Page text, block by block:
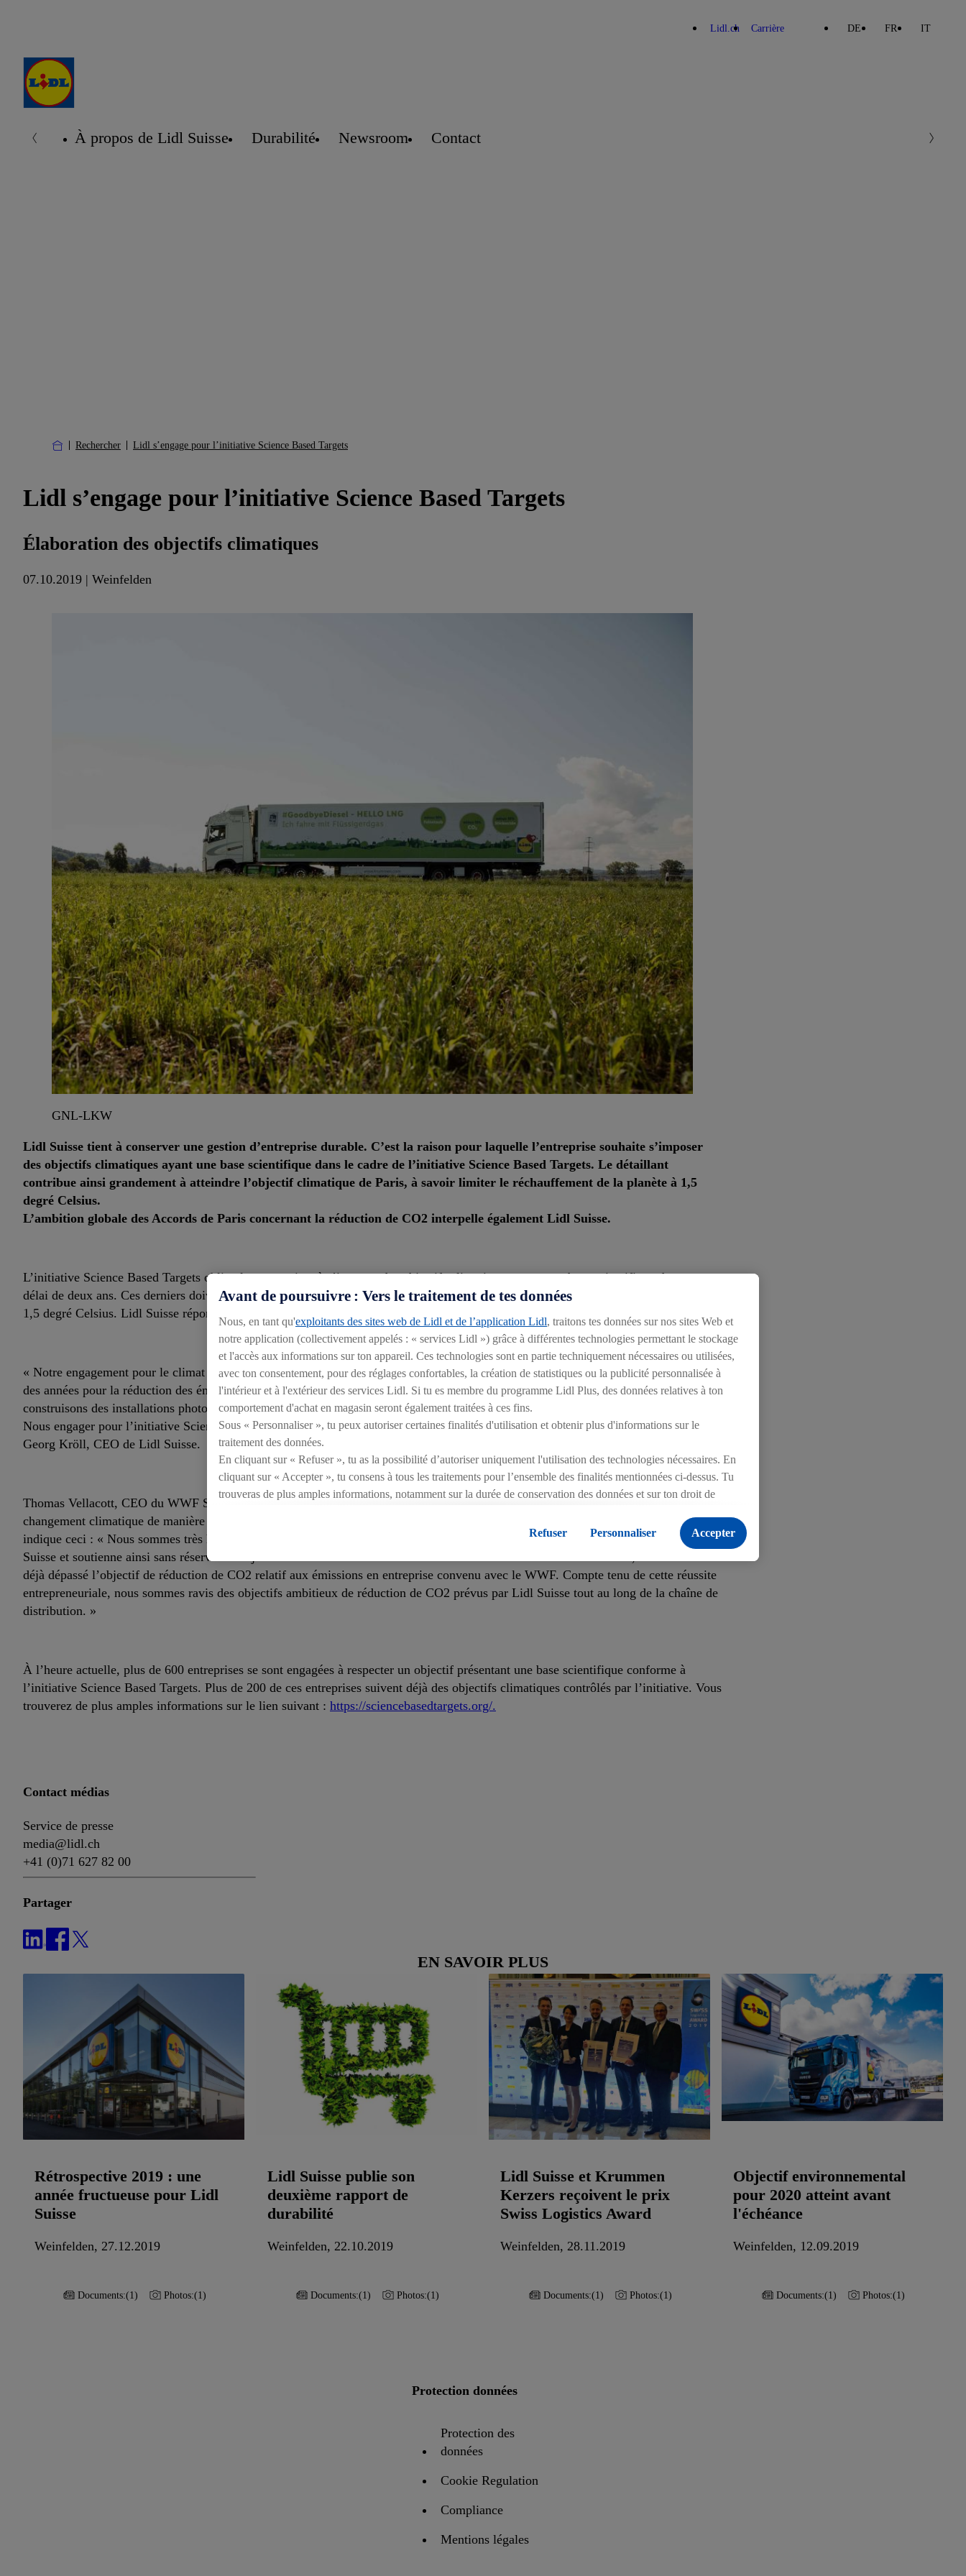
Lidl.ch Carrière DE FR IT
À propos de Lidl Suisse Durabilité Newsroom Contact
Rechercher Lidl s’engage pour l’initiative Science Based Targets
Lidl s’engage pour l’initiative Science Based Targets
Élaboration des objectifs climatiques
07.10.2019 | Weinfelden
GNL-LKW
Lidl Suisse tient à conserver une gestion d’entreprise durable. C’est la raison pour laquelle l’entreprise souhaite s’imposer
des objectifs climatiques ayant une base scientifique dans le cadre de l’initiative Science Based Targets. Le détaillant
contribue ainsi grandement à atteindre l’objectif climatique de Paris, à savoir limiter le réchauffement de la planète à 1,5
degré Celsius.
L’ambition globale des Accords de Paris concernant la réduction de CO2 interpelle également Lidl Suisse.
L’initiative Science Based Targets oblige les entreprises à s’imposer des objectifs climatiques ayant une base scientifique dans un
délai de deux ans. Ces derniers doivent faire écho aux Accords de Paris et contribuer ainsi à limiter le réchauffement de la planète à
1,5 degré Celsius. Lidl Suisse répond à cet appel en s’engageant pour l’initiative.
« Notre engagement pour le climat est profondément ancré dans la culture d’entreprise de Lidl Suisse. Nous nous engageons depuis
des années pour la réduction des émissions de CO2, nous utilisons des technologies de moteurs alternatives dans la logistique,
construisons des installations photovoltaïques et des bornes de recharge électriques dans nos magasins et utilisons l’hydroélectricité.
Nous engager pour l’initiative Science Based Targets n’est donc pour nous que la suite logique vers un avenir durable », explique
Georg Kröll, CEO de Lidl Suisse.
Thomas Vellacott, CEO du WWF Suisse, considère quant à lui l’initiative SBT comme un outil indispensable afin de contrecarrer le
changement climatique de manière crédible. Concernant la décision de Lidl Suisse d’intégrer l’initiative Science Based Targets, il
indique ceci : « Nous sommes très heureux que Lidl Suisse rejoigne l’initiative SBT dans le cadre de la coopération avec le WWF
Suisse et soutienne ainsi sans réserve les objectifs des Accords de Paris en matière de CO2. À la fin de l’année 2018, Lidl Suisse a
déjà dépassé l’objectif de réduction de CO2 relatif aux émissions en entreprise convenu avec le WWF. Compte tenu de cette réussite
entrepreneuriale, nous sommes ravis des objectifs ambitieux de réduction de CO2 prévus par Lidl Suisse tout au long de la chaîne de
distribution. »
À l’heure actuelle, plus de 600 entreprises se sont engagées à respecter un objectif présentant une base scientifique conforme à
l’initiative Science Based Targets. Plus de 200 de ces entreprises suivent déjà des objectifs climatiques contrôlés par l’initiative. Vous
trouverez de plus amples informations sur le lien suivant : https://sciencebasedtargets.org/.
Contact médias
Service de presse
media@lidl.ch
+41 (0)71 627 82 00
Partager
EN SAVOIR PLUS
Rétrospective 2019 : une
année fructueuse pour Lidl
Suisse
Weinfelden, 27.12.2019
Documents:(1) Photos:(1)
Lidl Suisse publie son
deuxième rapport de
durabilité
Weinfelden, 22.10.2019
Documents:(1) Photos:(1)
Lidl Suisse et Krummen
Kerzers reçoivent le prix
Swiss Logistics Award
Weinfelden, 28.11.2019
Documents:(1) Photos:(1)
Objectif environnemental
pour 2020 atteint avant
l'échéance
Weinfelden, 12.09.2019
Documents:(1) Photos:(1)
Protection données
Protection des
données
Cookie Regulation
Compliance
Mentions légales
Avant de poursuivre : Vers le traitement de tes données
Nous, en tant qu'exploitants des sites web de Lidl et de l’application Lidl, traitons tes données sur nos sites Web et
notre application (collectivement appelés : « services Lidl ») grâce à différentes technologies permettant le stockage
et l'accès aux informations sur ton appareil. Ces technologies sont en partie techniquement nécessaires ou utilisées,
avec ton consentement, pour des réglages confortables, la création de statistiques ou la publicité personnalisée à
l'intérieur et à l'extérieur des services Lidl. Si tu es membre du programme Lidl Plus, des données relatives à ton
comportement d'achat en magasin seront également traitées à ces fins.
Sous « Personnaliser », tu peux autoriser certaines finalités d'utilisation et obtenir plus d'informations sur le
traitement des données.
En cliquant sur « Refuser », tu as la possibilité d’autoriser uniquement l'utilisation des technologies nécessaires. En
cliquant sur « Accepter », tu consens à tous les traitements pour l’ensemble des finalités mentionnées ci-dessus. Tu
trouveras de plus amples informations, notamment sur la durée de conservation des données et sur ton droit de
Refuser Personnaliser Accepter